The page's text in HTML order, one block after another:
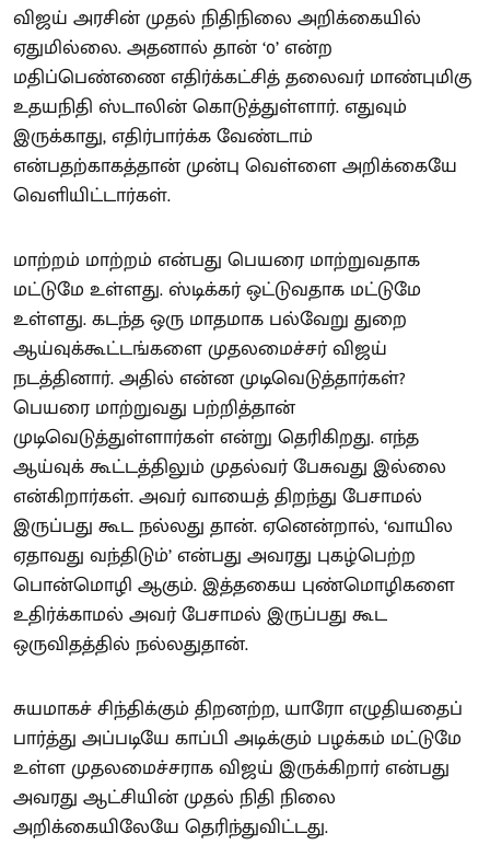
விஜய் அரசின் முதல் நிதிநிலை அறிக்கையில்
ஏதுமில்லை. அதனால் தான் ‘0’ என்ற
மதிப்பெண்ணை எதிர்க்கட்சித் தலைவர் மாண்புமிகு
உதயநிதி ஸ்டாலின் கொடுத்துள்ளார். எதுவும்
இருக்காது, எதிர்பார்க்க வேண்டாம்
என்பதற்காகத்தான் முன்பு வெள்ளை அறிக்கையே
வெளியிட்டார்கள்.
மாற்றம் மாற்றம் என்பது பெயரை மாற்றுவதாக
மட்டுமே உள்ளது. ஸ்டிக்கர் ஒட்டுவதாக மட்டுமே
உள்ளது. கடந்த ஒரு மாதமாக பல்வேறு துறை
ஆய்வுக்கூட்டங்களை முதலமைச்சர் விஜய்
நடத்தினார். அதில் என்ன முடிவெடுத்தார்கள்?
பெயரை மாற்றுவது பற்றித்தான்
முடிவெடுத்துள்ளார்கள் என்று தெரிகிறது. எந்த
ஆய்வுக் கூட்டத்திலும் முதல்வர் பேசுவது இல்லை
என்கிறார்கள். அவர் வாயைத் திறந்து பேசாமல்
இருப்பது கூட நல்லது தான். ஏனென்றால், ‘வாயில
ஏதாவது வந்திடும்’ என்பது அவரது புகழ்பெற்ற
பொன்மொழி ஆகும். இத்தகைய புண்மொழிகளை
உதிர்க்காமல் அவர் பேசாமல் இருப்பது கூட
ஒருவிதத்தில் நல்லதுதான்.
சுயமாகச் சிந்திக்கும் திறனற்ற, யாரோ எழுதியதைப்
பார்த்து அப்படியே காப்பி அடிக்கும் பழக்கம் மட்டுமே
உள்ள முதலமைச்சராக விஜய் இருக்கிறார் என்பது
அவரது ஆட்சியின் முதல் நிதி நிலை
அறிக்கையிலேயே தெரிந்துவிட்டது.